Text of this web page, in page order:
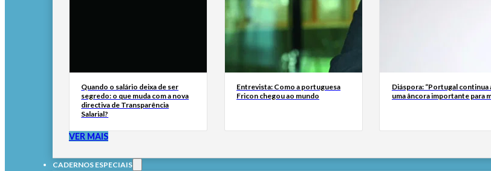
Quando o salário deixa de ser
segredo: o que muda com a nova
directiva de Transparência
Salarial?
Entrevista: Como a portuguesa
Fricon chegou ao mundo
Diáspora: “Portugal continua
uma âncora importante para
VER MAIS
CADERNOS ESPECIAIS